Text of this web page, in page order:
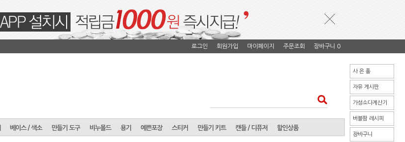
사 은 품
자유 게시판
가성소다계산기
버블팜 레시피
장바구니
로그인 회원가입 마이페이지 주문조회 장바구니 0
베이스 / 색소 만들기 도구 비누몰드 용기 예쁜포장 스티커 만들기 키트 캔들 / 디퓨저 할인상품